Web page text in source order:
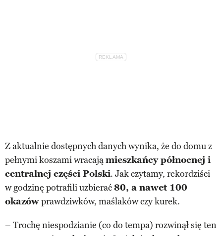
Z aktualnie dostępnych danych wynika, że do domu z
pełnymi koszami wracająmieszkańcy północnej i
centralnej części Polski. Jak czytamy, rekordziści
w godzinę potrafili uzbierać80, a nawet 100
okazówprawdziwków, maślaków czy kurek.
– Trochę niespodzianie (co do tempa) rozwinął się ten